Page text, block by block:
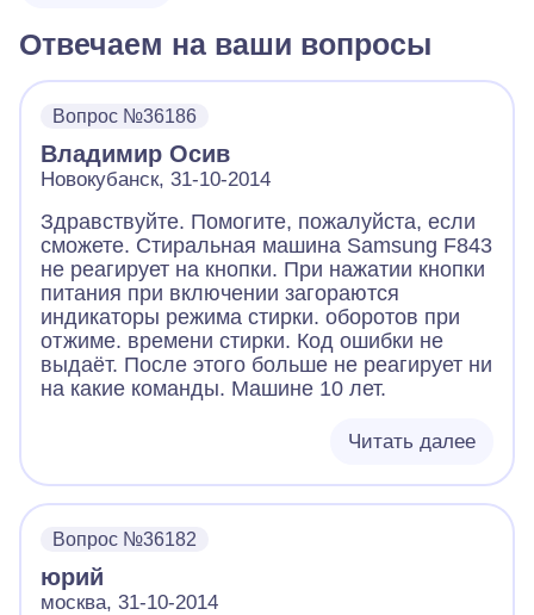
Отвечаем на ваши вопросы
Вопрос №36186
Владимир Осив
Новокубанск, 31-10-2014
Здравствуйте. Помогите, пожалуйста, если
сможете. Стиральная машина Samsung F843
не реагирует на кнопки. При нажатии кнопки
питания при включении загораются
индикаторы режима стирки. оборотов при
отжиме. времени стирки. Код ошибки не
выдаёт. После этого больше не реагирует ни
на какие команды. Машине 10 лет.
Читать далее
Вопрос №36182
юрий
москва, 31-10-2014